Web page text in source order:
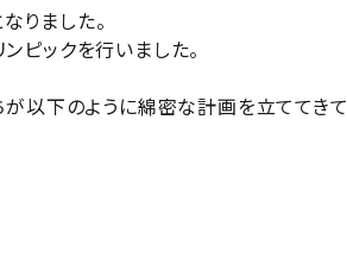
りました。
ピックを行いました。
が以下のように綿密な計画を立てて